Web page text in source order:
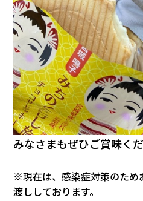
みなさまもぜひご賞味く
※現在は、感染症対策のため
渡ししております。